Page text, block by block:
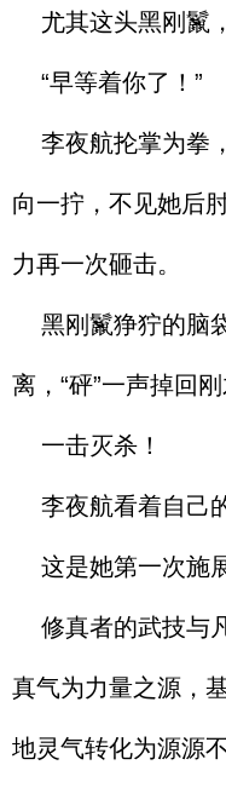
尤其这头黑刚鬣
“早等着你了！”
李夜航抡掌为拳
向一拧，不见她后
力再一次砸击。
黑刚鬣狰狞的脑
离，“砰”一声掉回
一击灭杀！
李夜航看着自己
这是她第一次施
修真者的武技与
真气为力量之源，
地灵气转化为源源